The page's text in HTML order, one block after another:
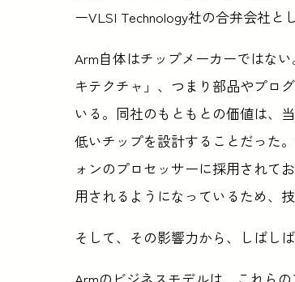
ーVLSI Technology社の合弁会社と
Arm自体はチップメーカーではな
キテクチャ」、つまり部品やプロ
いる。同社のもともとの価値は、
低いチップを設計することだった
ォンのプロセッサーに採用されて
用されるようになっているため、
そして、その影響力から、しばし